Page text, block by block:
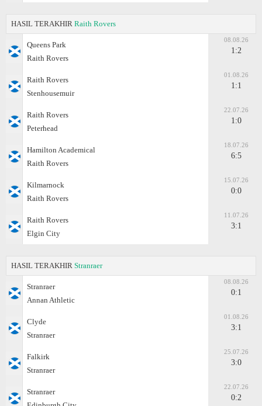
HASIL TERAKHIR Raith Rovers
Queens Park
Raith Rovers
08.08.26
1:2
Raith Rovers
Stenhousemuir
01.08.26
1:1
Raith Rovers
Peterhead
22.07.26
1:0
Hamilton Academical
Raith Rovers
18.07.26
6:5
Kilmarnock
Raith Rovers
15.07.26
0:0
Raith Rovers
Elgin City
11.07.26
3:1
HASIL TERAKHIR Stranraer
Stranraer
Annan Athletic
08.08.26
0:1
Clyde
Stranraer
01.08.26
3:1
Falkirk
Stranraer
25.07.26
3:0
Stranraer
22.07.26
0:2